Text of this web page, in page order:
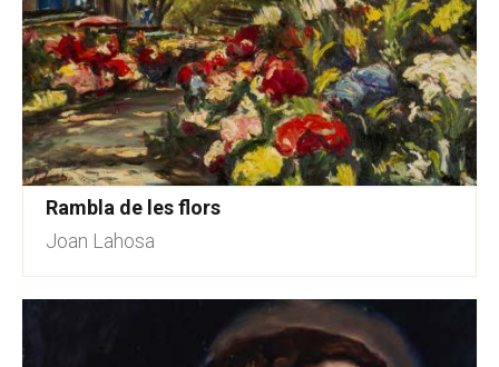
Rambla de les flors
Joan Lahosa